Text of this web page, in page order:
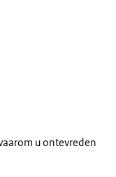
u ontevreden